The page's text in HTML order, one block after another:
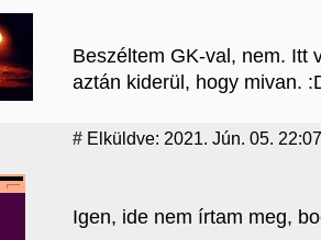
Beszéltem GK-val, nem. Itt
aztán kiderül, hogy mivan.
# Elküldve: 2021. Jún. 05. 22:07
Igen, ide nem írtam meg,